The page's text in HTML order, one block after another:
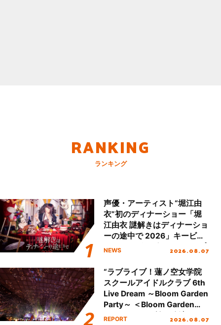
RANKING
ランキング
声優・アーティスト“堀江由
衣”初のディナーショー「堀
江由衣 謎解きはディナーショ
ーの途中で 2026」キービジ
ュアル＆グッズラインナップ
NEWS 2026.08.07
“ラブライブ！蓮ノ空女学院
スクールアイドルクラブ 6th
Live Dream ～Bloom Garden
Party～ ＜Bloom Garden
Party Stage／埼玉公演＞”
REPORT 2026.08.07